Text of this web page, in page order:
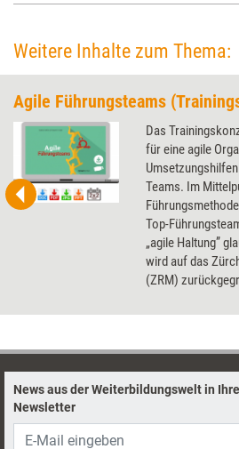
Weitere Inhalte zum Thema:
Agile Führungsteams
Das
für eine agile
Teams. Im
Top-
„agile Haltung”
wird auf das
(ZRM)
Zusatzmaterial
einen
News aus der Weiterbildungswelt in
Newsletter